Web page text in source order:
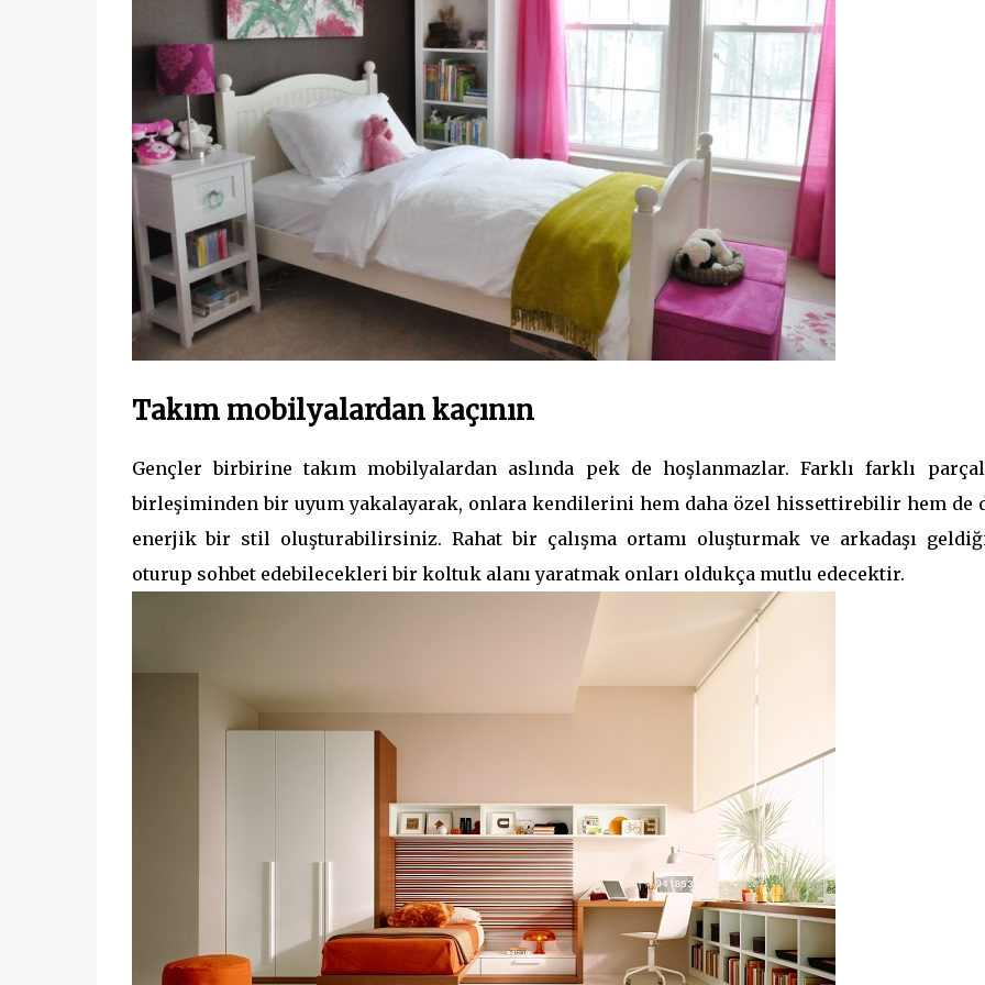
Takım mobilyalardan kaçının
Gençler birbirine takım mobilyalardan aslında pek de hoşlanmazlar. Farklı farklı
birleşiminden bir uyum yakalayarak, onlara kendilerini hem daha özel hissettirebilir hem de
enerjik bir stil oluşturabilirsiniz. Rahat bir çalışma ortamı oluşturmak ve arkadaşı
oturup sohbet edebilecekleri bir koltuk alanı yaratmak onları oldukça mutlu edecektir.